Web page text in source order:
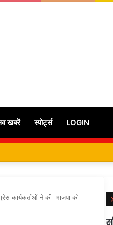
खबरें स्पोर्ट्स LOGIN
कार्यकर्ताओं ने की भाजपा को